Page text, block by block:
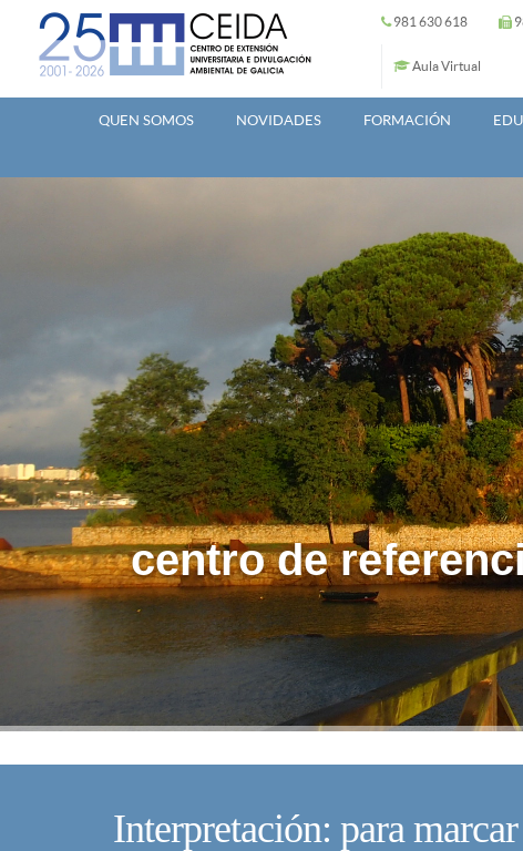
Ir o contido principal 981 630 618
Aula Virtual
QUEN SOMOS NOVIDADES FORMACIÓN
centro de
Interpretación: para